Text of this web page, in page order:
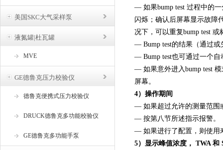
美国SKC大气采样泵
液氮罐|杜瓦罐
MVE
GE德鲁克压力校验仪
德鲁克便携式压力校验仪
DRUCK德鲁克多功能校验仪
GE德鲁克多功能手泵
— 如果bump test 过程中的
闪烁；确认后屏幕显示故障
况下，可以重复bump test 或
— Bump test的结果（通过
— Bump test也可通过一个自
— 如果意外进入bump test
屏幕。
4）操作期间
— 如果超过允许的测量范围
— 按第八节所述指示报警。
— 如果进行了配置，则使用
5）显示峰值浓度， TWA 和